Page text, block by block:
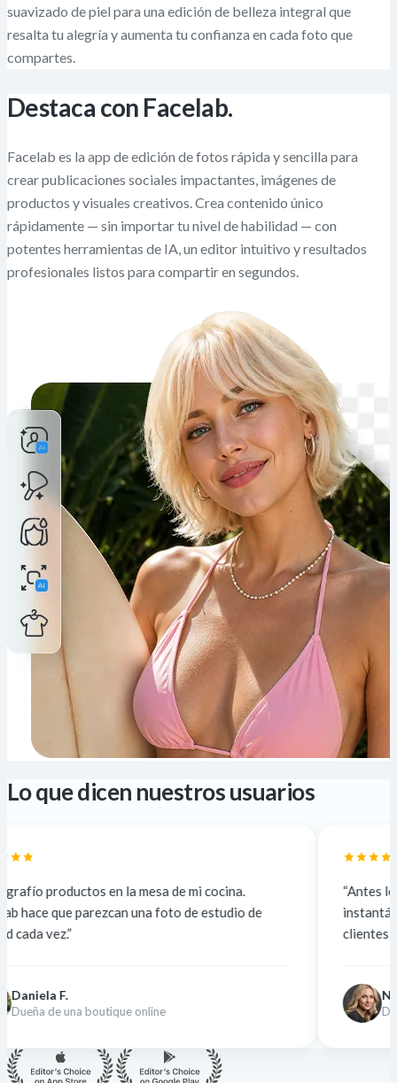
suavizado de piel para una edición de belleza integral que
resalta tu alegría y aumenta tu confianza en cada foto que
compartes.
Destaca con Facelab.
Facelab es la app de edición de fotos rápida y sencilla para
crear publicaciones sociales impactantes, imágenes de
productos y visuales creativos. Crea contenido único
rápidamente — sin importar tu nivel de habilidad — con
potentes herramientas de IA, un editor intuitivo y resultados
profesionales listos para compartir en segundos.
Lo que dicen nuestros usuarios
la mesa de mi cocina.
una foto de estudio de
online
“Antes lo subcontrataba a
instantáneo y gratis. La
clientes no notan la
Diseñadora freelance